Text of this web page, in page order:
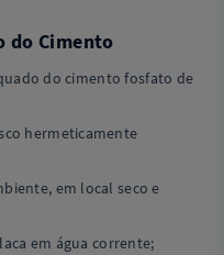
do Cimento
do cimento fosfato de
hermeticamente
em local seco e
em água corrente;